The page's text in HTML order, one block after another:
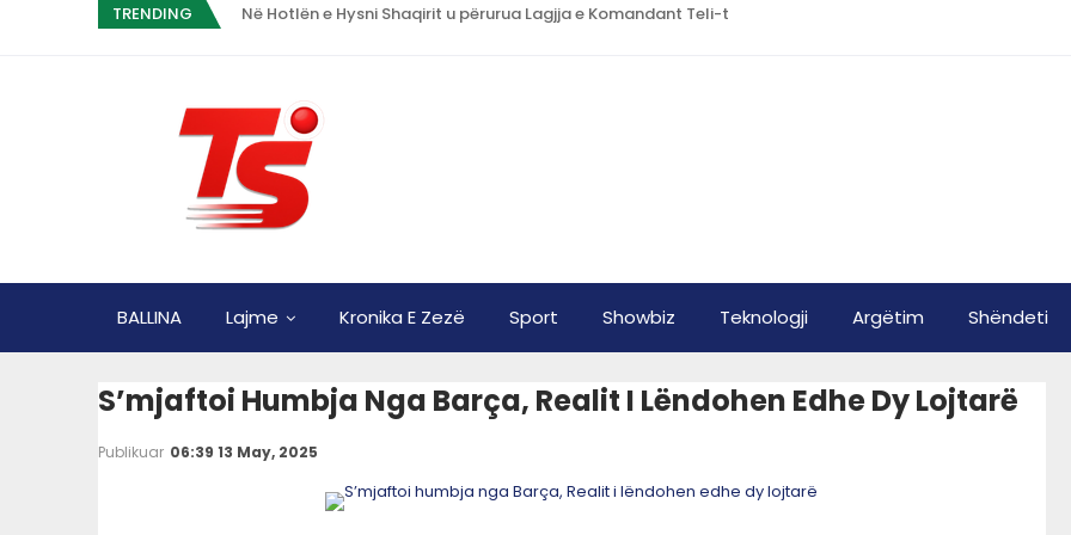
TRENDING Në Hotlën e Hysni Shaqirit u përurua Lagjja e Komandant Teli-t
BALLINA Lajme Kronika E Zezë Sport Showbiz Teknologji Argëtim Shëndeti
S’mjaftoi Humbja Nga Barça, Realit I Lëndohen Edhe Dy Lojtarë
Publikuar 06:39 13 May, 2025